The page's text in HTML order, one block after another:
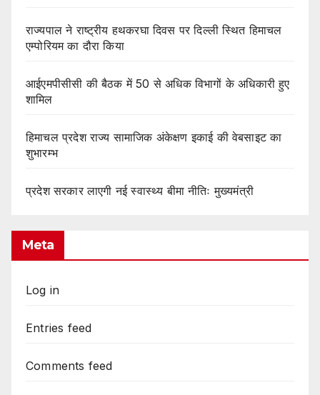
राज्यपाल ने राष्ट्रीय हथकरघा दिवस पर दिल्ली स्थित हिमाचल
एम्पोरियम का दौरा किया
आईएमपीसीसी की बैठक में 50 से अधिक विभागों के अधिकारी हुए
शामिल
हिमाचल प्रदेश राज्य सामाजिक अंकेक्षण इकाई की वेबसाइट का
शुभारम्भ
प्रदेश सरकार लाएगी नई स्वास्थ्य बीमा नीतिः मुख्यमंत्री
Meta
Log in
Entries feed
Comments feed